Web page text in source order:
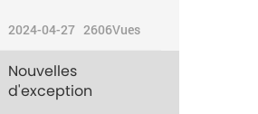
2024-04-27 2606Vues
Nouvelles
d'exception